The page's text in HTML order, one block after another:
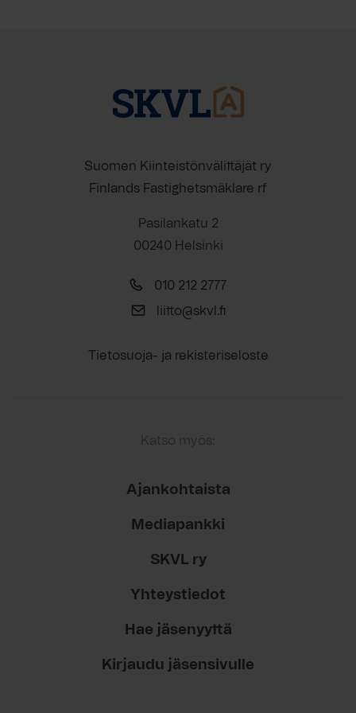
Suomen Kiinteistönvälittäjät ry
Finlands Fastighetsmäklare rf
Pasilankatu 2
00240 Helsinki
010 212 2777
liitto@skvl.fi
Tietosuoja- ja rekisteriseloste
Katso myös:
Ajankohtaista
Mediapankki
SKVL ry
Yhteystiedot
Hae jäsenyyttä
Kirjaudu jäsensivulle